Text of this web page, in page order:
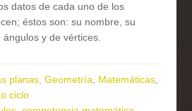
datos de cada uno de los
éstos son: su nombre, su
y de vértices.
planas,Geometría, Matemáticas,
ciclo